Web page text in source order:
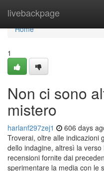
livebackpage
Home
Home
1
Non ci sono
mistero
harlanf297zej1 606 days
Troverai, oltre alle indicazioni
dello indagine, altresì la
recensioni fornite dai
sperimentare la media con le